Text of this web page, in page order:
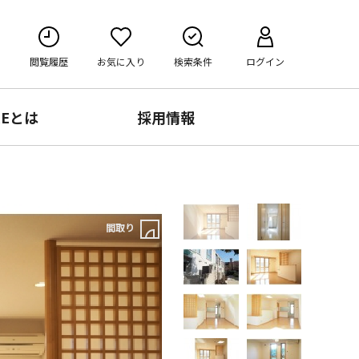
閲覧履歴 お気に入り 検索条件 ログイン
とは 採用情報
間取り